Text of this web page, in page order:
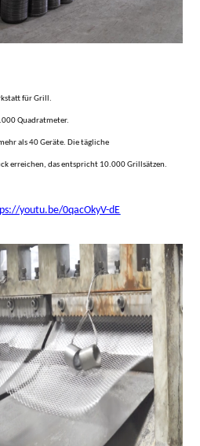
für Grill.
Quadratmeter.
als 40 Geräte. Die tägliche
erreichen, das entspricht 10.000 Grillsätzen.
youtu.be/0qacOkyV-dE